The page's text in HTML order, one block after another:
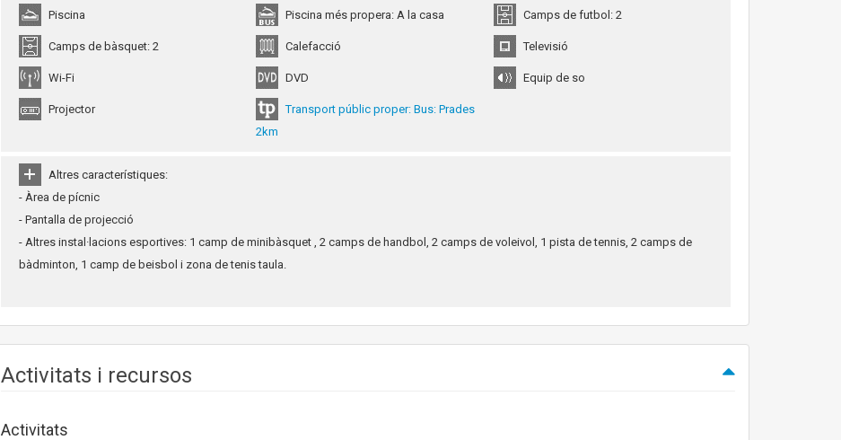
Piscina Piscina més propera: A la casa Camps de futbol: 2
Camps de bàsquet: 2 Calefacció Televisió
Wi-Fi DVD Equip de so
Projector
Transport públic proper: Bus: Prades
2km
Altres característiques:
- Àrea de pícnic
- Pantalla de projecció
- Altres instal·lacions esportives: 1 camp de minibàsquet , 2 camps de handbol, 2 camps de voleivol, 1 pista de tennis, 2 camps de
bàdminton, 1 camp de beisbol i zona de tenis taula.
Activitats i recursos
Activitats